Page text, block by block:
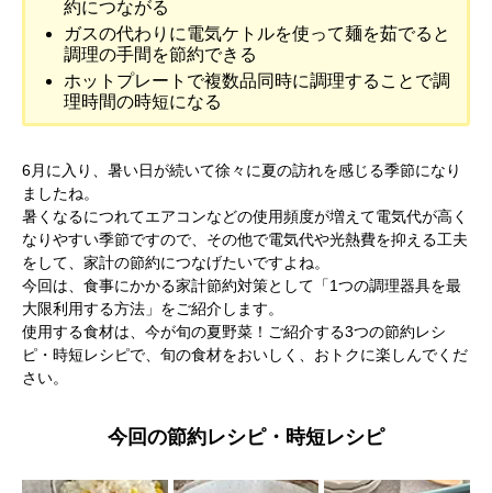
約につながる
ガスの代わりに電気ケトルを使って麺を茹でると
調理の手間を節約できる
ホットプレートで複数品同時に調理することで調
理時間の時短になる
6月に入り、暑い日が続いて徐々に夏の訪れを感じる季節になり
ましたね。
暑くなるにつれてエアコンなどの使用頻度が増えて電気代が高く
なりやすい季節ですので、その他で電気代や光熱費を抑える工夫
をして、家計の節約につなげたいですよね。
今回は、食事にかかる家計節約対策として「1つの調理器具を最
大限利用する方法」をご紹介します。
使用する食材は、今が旬の夏野菜！ご紹介する3つの節約レシ
ピ・時短レシピで、旬の食材をおいしく、おトクに楽しんでくだ
さい。
今回の節約レシピ・時短レシピ